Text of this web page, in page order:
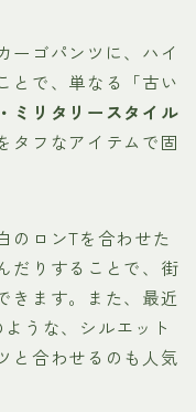
ーゴパンツに、ハイ
とで、単なる「古い
ミリタリースタイル
タフなアイテムで固
のロンTを合わせた
だりすることで、街
きます。また、最近
うな、シルエット
と合わせるのも人気